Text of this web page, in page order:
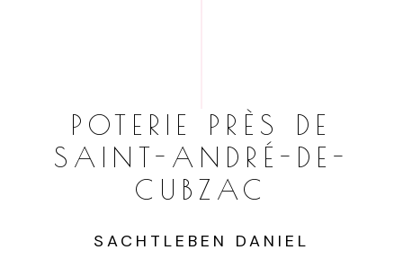
POTERIE PRÈS DE
SAINT-ANDRÉ-DE-
CUBZAC
SACHTLEBEN DANIEL